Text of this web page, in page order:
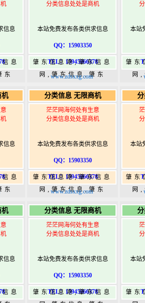
信息
息
东
分类信息处处是商机
本站免费发布各类供求信息
QQ：15903350
TEL：15945066378
肇东信息港,肇东信息
网,肇东信息,肇东
港|www.zhaodongshi.com
www.zdsxxg.com
本站
肇东
网
港
机
信息
息
东
分类信息 无限商机
茫茫网海何处有生意
分类信息处处是商机
本站免费发布各类供求信息
QQ：15903350
TEL：15945066378
肇东信息港,肇东信息
网,肇东信息,肇东
港|www.zhaodongshi.com
www.zdsxxg.com
本站
肇东
网
港
机
信息
息
分类信息 无限商机
茫茫网海何处有生意
分类信息处处是商机
本站免费发布各类供求信息
QQ：15903350
TEL：15945066378
肇东信息港,肇东信息
本站
肇东